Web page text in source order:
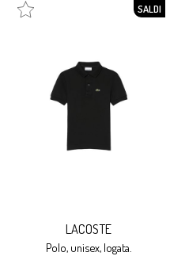
SALDI
LACOSTE
polo, unisex, logata.